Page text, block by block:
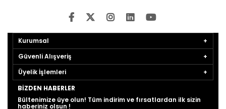
Kurumsal
Güvenli Alışveriş
Üyelik İşlemleri
BIZDEN HABERLER
Bültenimize üye olun! Tüm indirim ve fırsatlardan ilk sizin
haberiniz olsun !